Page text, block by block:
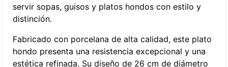
servir sopas, guisos y platos hondos con estilo y
distinción.
Fabricado con porcelana de alta calidad, este plato
hondo presenta una resistencia excepcional y una
estética refinada. Su diseño de 26 cm de diámetro